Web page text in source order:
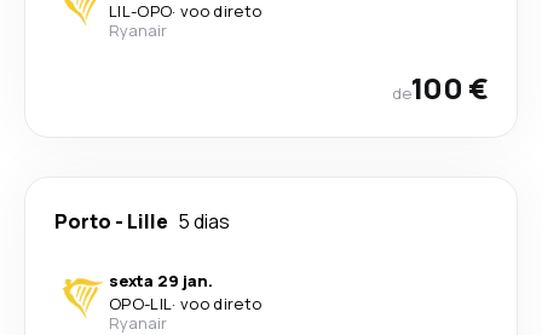
LIL-OPO· voo direto
Ryanair
de100 €
Porto - Lille 5 dias
sexta 29 jan.
OPO-LIL· voo direto
Ryanair